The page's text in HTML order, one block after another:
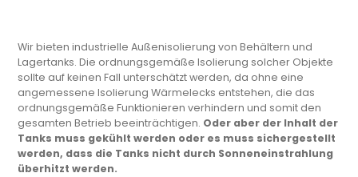
Wir bieten industrielle Außenisolierung von Behältern und
Lagertanks. Die ordnungsgemäße Isolierung solcher Objekte
sollte auf keinen Fall unterschätzt werden, da ohne eine
angemessene Isolierung Wärmelecks entstehen, die das
ordnungsgemäße Funktionieren verhindern und somit den
gesamten Betrieb beeinträchtigen. Oder aber der Inhalt der
Tanks muss gekühlt werden oder es muss sichergestellt
werden, dass die Tanks nicht durch Sonneneinstrahlung
überhitzt werden.